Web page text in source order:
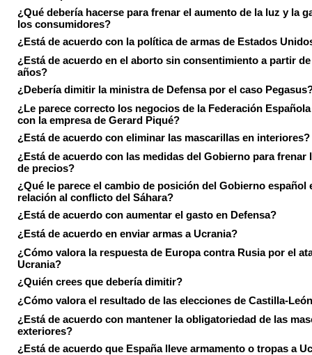
¿Qué debería hacerse para frenar el aumento de la luz y la
los consumidores?
¿Está de acuerdo con la política de armas de Estados
¿Está de acuerdo en el aborto sin consentimiento a partir
años?
¿Debería dimitir la ministra de Defensa por el caso
¿Le parece correcto los negocios de la Federación
con la empresa de Gerard Piqué?
¿Está de acuerdo con eliminar las mascarillas en interiores?
¿Está de acuerdo con las medidas del Gobierno para frenar
de precios?
¿Qué le parece el cambio de posición del Gobierno español
relación al conflicto del Sáhara?
¿Está de acuerdo con aumentar el gasto en Defensa?
¿Está de acuerdo en enviar armas a Ucrania?
¿Cómo valora la respuesta de Europa contra Rusia por el
Ucrania?
¿Quién crees que debería dimitir?
¿Cómo valora el resultado de las elecciones de Castilla-
¿Está de acuerdo con mantener la obligatoriedad de las
exteriores?
¿Está de acuerdo que España lleve armamento o tropas a